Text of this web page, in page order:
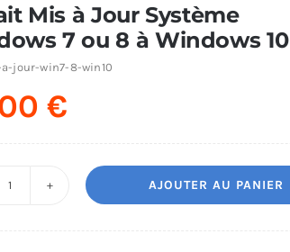
Mis à Jour Système
7 ou 8 à Windows 10
jour-win7-8-win10
€
AJOUTER AU PANIER